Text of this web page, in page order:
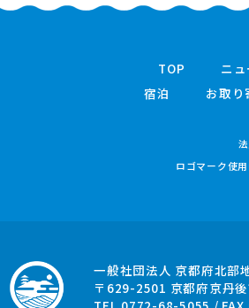
TOP ニュ
宿泊
お取り
ロゴマーク使
一般社団法人 京都府北部
〒629-2501 京都府京丹